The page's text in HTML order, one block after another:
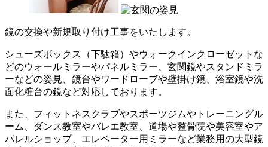
鏡の交換や新規取り付け工事をいたします。
シューズボックス（下駄箱）やウォークインクローゼットな
どのウォールミラーやパネルミラー、玄関鏡やスタンドミラ
ーなどの姿見、鏡台やワードローブや壁掛け鏡、浴室鏡や洗
面化粧台の鏡など対応しております。
また、フィットネスクラブやスポーツジムやトレーニングル
ーム、ダンス教室やバレエ教室、道場や整骨院や美容室やア
パレルショップ、エレベーター用ミラーなど業務用の大型鏡